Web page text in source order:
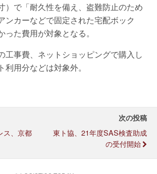
）で「耐久性を備え、盗難防止のため
ンカーなどで固定された宅配ボック
った費用が対象となる。
工事費、ネットショッピングで購入し
利用分などは対象外。
ス、京都
次の投稿
東ト協、21年度SAS検査助成
の受付開始